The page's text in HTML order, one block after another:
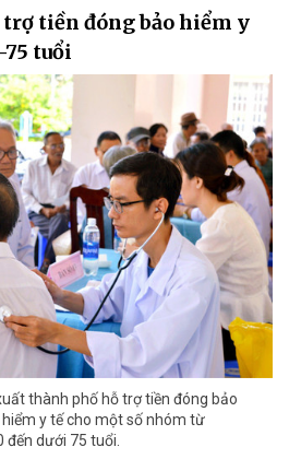
trợ tiền đóng bảo hiểm y
tuổi
thành phố hỗ trợ tiền đóng bảo
y tế cho một số nhóm từ
dưới 75 tuổi.